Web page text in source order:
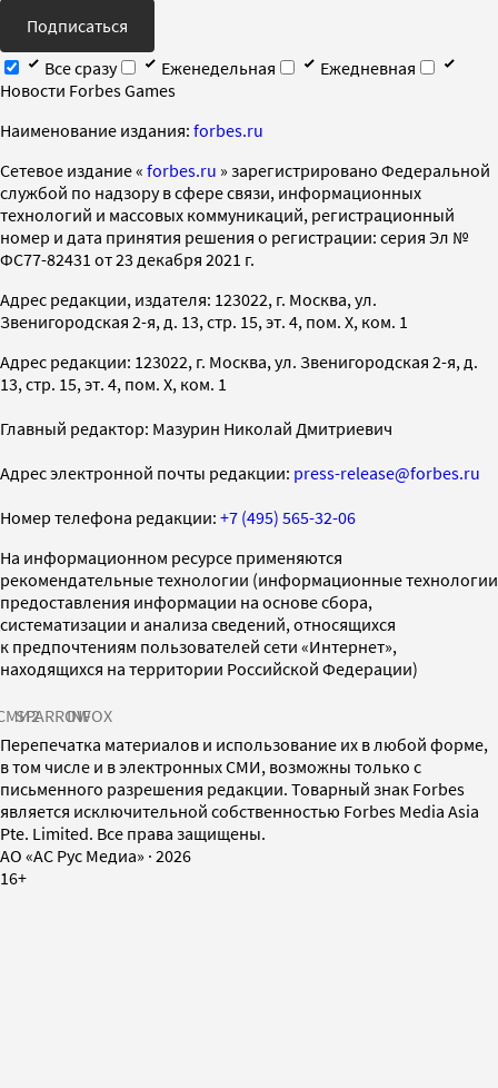
Подписаться
Все сразу
Еженедельная
Ежедневная
Новости Forbes Games
Наименование издания: forbes.ru
Cетевое издание « forbes.ru » зарегистрировано Федеральной
службой по надзору в сфере связи, информационных
технологий и массовых коммуникаций, регистрационный
номер и дата принятия решения о регистрации: серия Эл №
ФС77-82431 от 23 декабря 2021 г.
Адрес редакции, издателя: 123022, г. Москва, ул.
Звенигородская 2-я, д. 13, стр. 15, эт. 4, пом. X, ком. 1
Адрес редакции: 123022, г. Москва, ул. Звенигородская 2-я, д.
13, стр. 15, эт. 4, пом. X, ком. 1
Главный редактор: Мазурин Николай Дмитриевич
Адрес электронной почты редакции: press-release@forbes.ru
Номер телефона редакции: +7 (495) 565-32-06
На информационном ресурсе применяются
рекомендательные технологии (информационные технологии
предоставления информации на основе сбора,
систематизации и анализа сведений, относящихся
к предпочтениям пользователей сети «Интернет»,
находящихся на территории Российской Федерации)
SPARROWINFOX
Перепечатка материалов и использование их в любой форме,
в том числе и в электронных СМИ, возможны только с
письменного разрешения редакции. Товарный знак Forbes
является исключительной собственностью Forbes Media Asia
Pte. Limited. Все права защищены.
AO «АС Рус Медиа» · 2026
16+